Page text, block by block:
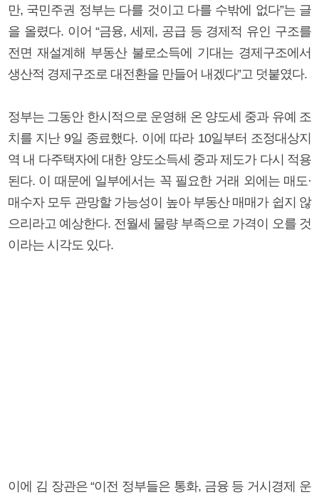
만, 국민주권 정부는 다를 것이고 다를 수밖에 없다”는 글
을 올렸다. 이어 “금융, 세제, 공급 등 경제적 유인 구조를
전면 재설계해 부동산 불로소득에 기대는 경제구조에서
생산적 경제구조로 대전환을 만들어 내겠다”고 덧붙였다.
정부는 그동안 한시적으로 운영해 온 양도세 중과 유예 조
치를 지난 9일 종료했다. 이에 따라 10일부터 조정대상지
역 내 다주택자에 대한 양도소득세 중과 제도가 다시 적용
된다. 이 때문에 일부에서는 꼭 필요한 거래 외에는 매도·
매수자 모두 관망할 가능성이 높아 부동산 매매가 쉽지 않
으리라고 예상한다. 전월세 물량 부족으로 가격이 오를 것
이라는 시각도 있다.
이에 김 장관은 “이전 정부들은 통화, 금융 등 거시경제 운